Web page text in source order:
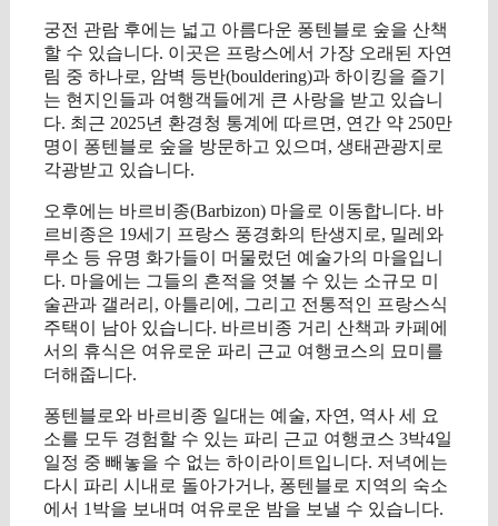
궁전 관람 후에는 넓고 아름다운 퐁텐블로 숲을 산책
할 수 있습니다. 이곳은 프랑스에서 가장 오래된 자연
림 중 하나로, 암벽 등반(bouldering)과 하이킹을 즐기
는 현지인들과 여행객들에게 큰 사랑을 받고 있습니
다. 최근 2025년 환경청 통계에 따르면, 연간 약 250만
명이 퐁텐블로 숲을 방문하고 있으며, 생태관광지로
각광받고 있습니다.
오후에는 바르비종(Barbizon) 마을로 이동합니다. 바
르비종은 19세기 프랑스 풍경화의 탄생지로, 밀레와
루소 등 유명 화가들이 머물렀던 예술가의 마을입니
다. 마을에는 그들의 흔적을 엿볼 수 있는 소규모 미
술관과 갤러리, 아틀리에, 그리고 전통적인 프랑스식
주택이 남아 있습니다. 바르비종 거리 산책과 카페에
서의 휴식은 여유로운 파리 근교 여행코스의 묘미를
더해줍니다.
퐁텐블로와 바르비종 일대는 예술, 자연, 역사 세 요
소를 모두 경험할 수 있는 파리 근교 여행코스 3박4일
일정 중 빼놓을 수 없는 하이라이트입니다. 저녁에는
다시 파리 시내로 돌아가거나, 퐁텐블로 지역의 숙소
에서 1박을 보내며 여유로운 밤을 보낼 수 있습니다.